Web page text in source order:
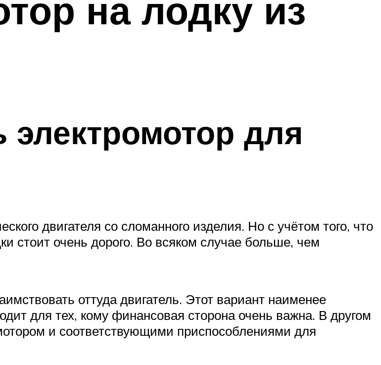
на лодку из
электромотор для
двигателя со сломанного изделия. Но с учётом того, что
стоит очень дорого. Во всяком случае больше, чем
оттуда двигатель. Этот вариант наименее
для тех, кому финансовая сторона очень важна. В другом
и соответствующими приспособлениями для